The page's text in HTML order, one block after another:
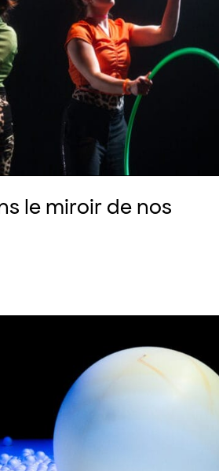
le miroir de nos